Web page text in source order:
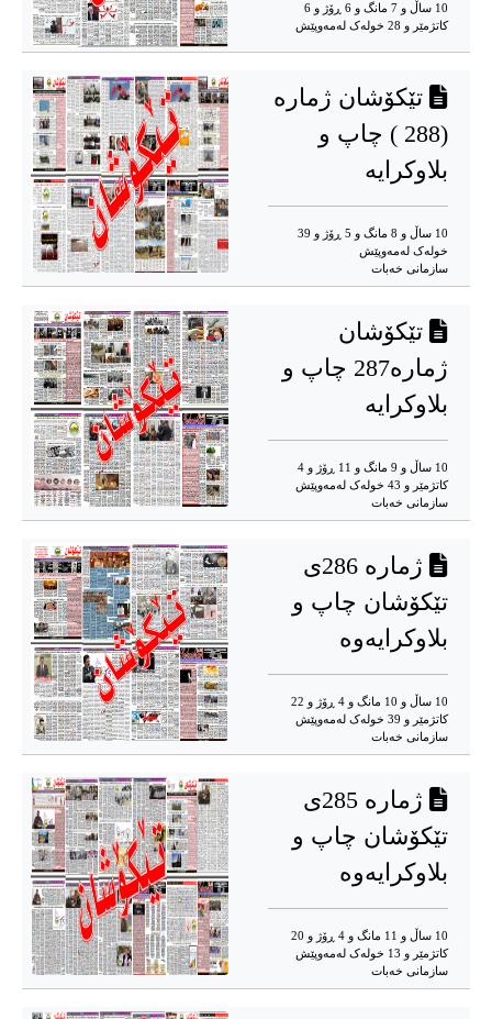
10 ساڵ و 7 مانگ و 6 ڕۆژ و 6
کاتژمێر و 28 خوله‌ک له‌مه‌وپێش‌
تێکۆشان ژمارە
(288 ) چاپ و
بلاوکرایه
10 ساڵ و 8 مانگ و 5 ڕۆژ و 39
خوله‌ک له‌مه‌وپێش‌
سازمانی خەبات
تێکۆشان
ژمارە287 چاپ و
بلاوکرایه
10 ساڵ و 9 مانگ و 11 ڕۆژ و 4
کاتژمێر و 43 خوله‌ک له‌مه‌وپێش‌
سازمانی خەبات
ژمارە 286ی
تێکۆشان چاپ و
بلاوکرایەوە
10 ساڵ و 10 مانگ و 4 ڕۆژ و 22
کاتژمێر و 39 خوله‌ک له‌مه‌وپێش‌
سازمانی خەبات
ژمارە 285ی
تێکۆشان چاپ و
بلاوکرایەوە
10 ساڵ و 11 مانگ و 4 ڕۆژ و 20
کاتژمێر و 13 خوله‌ک له‌مه‌وپێش‌
سازمانی خەبات